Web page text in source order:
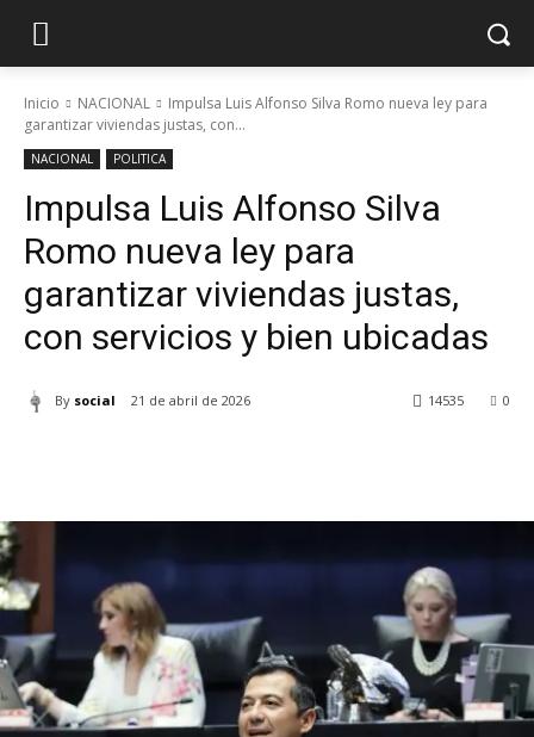
Inicio NACIONAL
Impulsa Luis Alfonso Silva Romo nueva ley para
garantizar viviendas justas, con...
NACIONAL POLITICA
Impulsa Luis Alfonso Silva
Romo nueva ley para
garantizar viviendas justas,
con servicios y bien ubicadas
By social 21 de abril de 2026 0
14535